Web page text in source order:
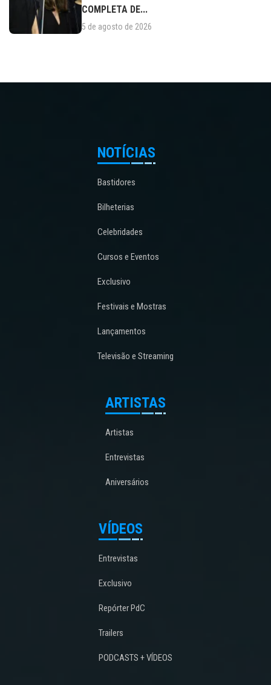
COMPLETA DE...
5 de agosto de 2026
NOTÍCIAS
Bastidores
Bilheterias
Celebridades
Cursos e Eventos
Exclusivo
Festivais e Mostras
Lançamentos
Televisão e Streaming
ARTISTAS
Artistas
Entrevistas
Aniversários
VÍDEOS
Entrevistas
Exclusivo
Repórter PdC
Trailers
PODCASTS + VÍDEOS